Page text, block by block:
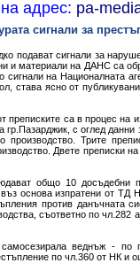
адрес: pa-
сигнали за
подават сигнали за
и материали на ДАНС са
на Националната
става ясно от
са в процес на
с оглед
Трите
Двете преписки
общо 10 досъдебни
основа изпратени от
против данъчната
съответно по чл.282
веднъж - по
по чл.360 от НК и